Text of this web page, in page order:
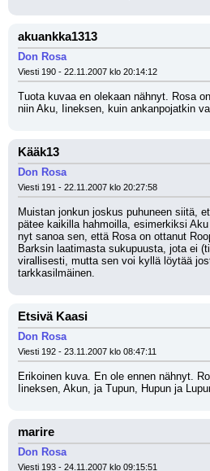
akuankka1313
Don Rosa
Viesti 190 - 22.11.2007 klo 20:14:12
Tuota kuvaa en olekaan nähnyt. Rosa
niin Aku, Iineksen, kuin ankanpojatkin
Kääk13
Don Rosa
Viesti 191 - 22.11.2007 klo 20:27:58
Muistan jonkun joskus puhuneen siitä,
pätee kaikilla hahmoilla, esimerkiksi
nyt sanoa sen, että Rosa on ottanut
Barksin laatimasta sukupuusta, jota ei
virallisesti, mutta sen voi kyllä löytää
tarkkasilmäinen.
Etsivä Kaasi
Don Rosa
Viesti 192 - 23.11.2007 klo 08:47:11
Erikoinen kuva. En ole ennen nähnyt.
Iineksen, Akun, ja Tupun, Hupun ja
marire
Don Rosa
Viesti 193 - 24.11.2007 klo 09:15:51